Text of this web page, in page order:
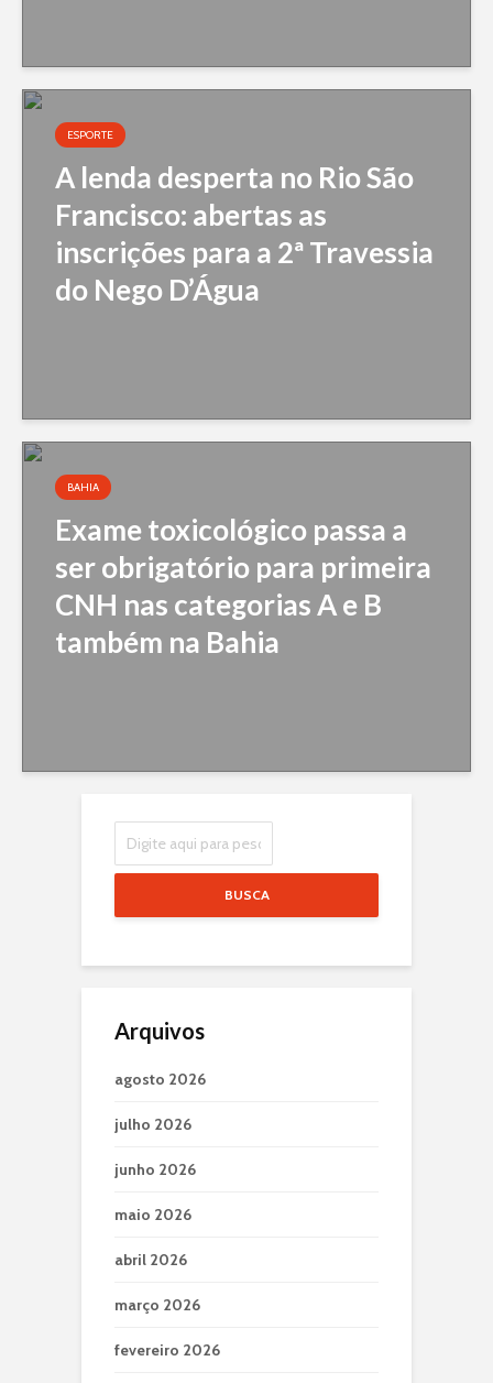
ESPORTE
A lenda desperta no Rio São
Francisco: abertas as
inscrições para a 2ª Travessia
do Nego D’Água
BAHIA
Exame toxicológico passa a
ser obrigatório para primeira
CNH nas categorias A e B
também na Bahia
BUSCA
Arquivos
agosto 2026
julho 2026
junho 2026
maio 2026
abril 2026
março 2026
fevereiro 2026